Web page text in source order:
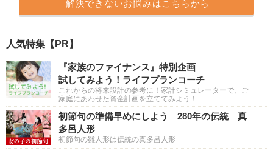
解決できないお悩みはこちらから
人気特集【PR】
『家族のファイナンス』特別企画
試してみよう！ライフプランコーチ
これからの将来設計の参考に！家計シミュレーターで、ご
家庭にあわせた資金計画を立ててみよう！
初節句の準備早めにしよう 280年の伝統 真
多呂人形
初節句の雛人形は伝統の真多呂人形